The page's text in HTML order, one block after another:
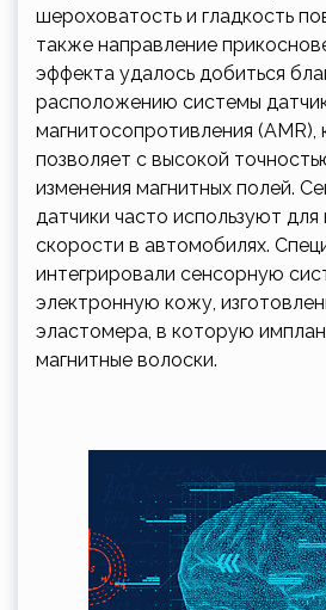
шероховатость и гладкость
также направление
эффекта удалось добиться
расположению системы
магнитосопротивления (AMR),
позволяет с высокой
изменения магнитных полей.
датчики часто используют для
скорости в автомобилях.
интегрировали сенсорную
электронную кожу,
эластомера, в которую
магнитные волоски.